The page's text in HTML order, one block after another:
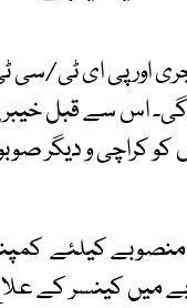
اور پی ای ٹی/
اس سے قبل
کراچی و دیگر
منصوبے کیلئے
میں کینسر کے